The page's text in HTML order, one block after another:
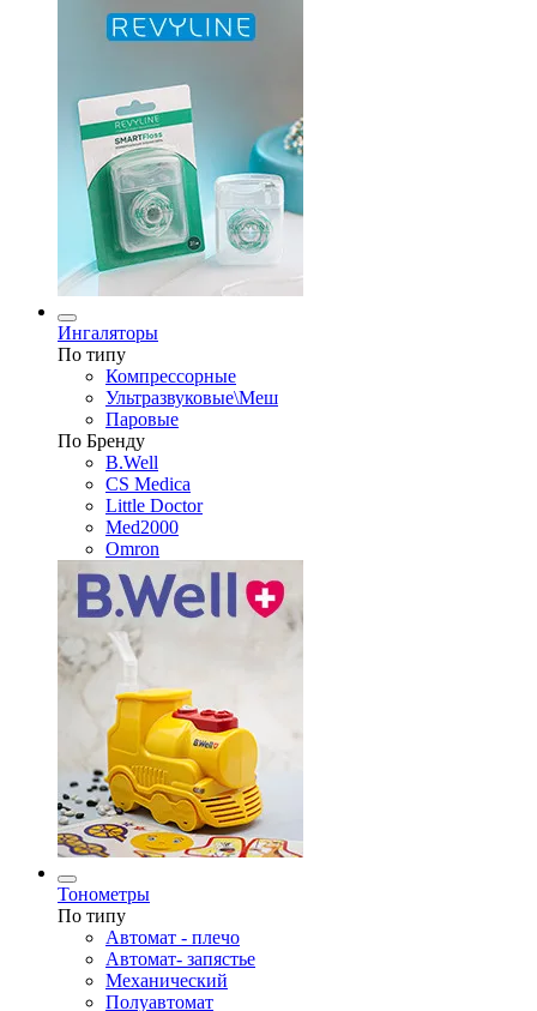
Ингаляторы
По типу
Компрессорные
Ультразвуковые\Меш
Паровые
По Бренду
B.Well
CS Medica
Little Doctor
Med2000
Omron
Тонометры
По типу
Автомат - плечо
Автомат- запястье
Механический
Полуавтомат